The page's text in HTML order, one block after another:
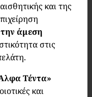
και της
άμεση
στις
Τέντα»
και